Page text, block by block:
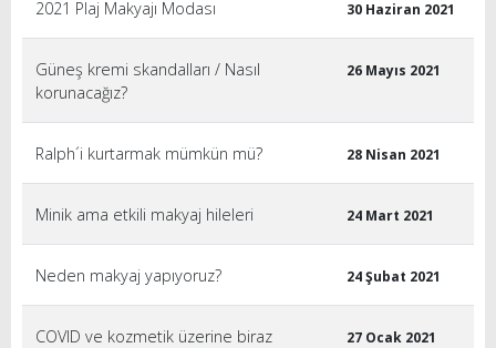
2021 Plaj Makyajı Modası 30 Haziran 2021
Güneş kremi skandalları / Nasıl
korunacağız?
26 Mayıs 2021
Ralph´i kurtarmak mümkün mü? 28 Nisan 2021
Minik ama etkili makyaj hileleri 24 Mart 2021
Neden makyaj yapıyoruz? 24 Şubat 2021
COVID ve kozmetik üzerine biraz
27 Ocak 2021